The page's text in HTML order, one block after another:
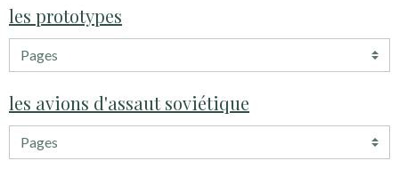
les prototypes
les avions d'assaut soviétique